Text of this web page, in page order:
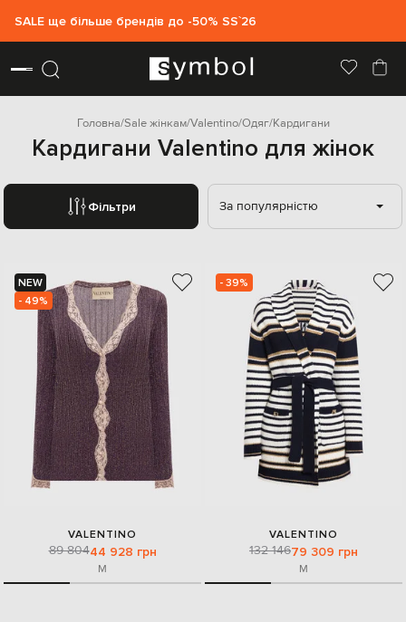
SALE ще більше брендів до -50% SS`26
Головна Sale жінкам Valentino Одяг Кардигани
Кардигани Valentino для жінок
Фільтри За популярністю
NEW
- 49%
VALENTINO
89 80444 928 грн
M
- 39%
VALENTINO
132 14679 309 грн
M